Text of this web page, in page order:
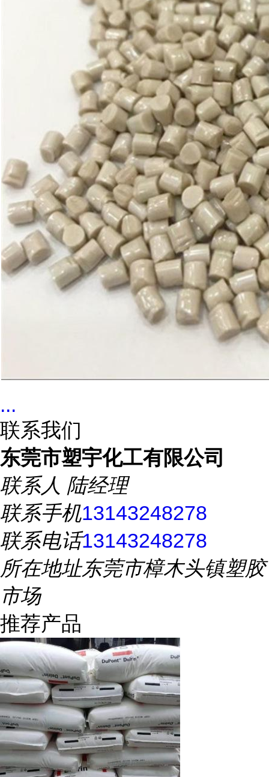
...
联系我们
东莞市塑宇化工有限公司
联系人 陆经理
联系手机13143248278
联系电话13143248278
所在地址东莞市樟木头镇塑胶
市场
推荐产品